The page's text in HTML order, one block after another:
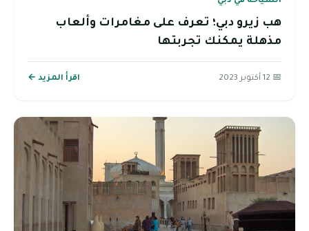
هب زيرو دبي؛ تعرف على مغامرات وألعاب
مذهلة يمكنك تجربتها
📅 12 أكتوبر 2023 اقرأ المزيد ←